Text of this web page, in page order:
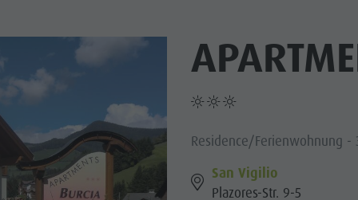
DÖRFER
KULTUR
KRONPLATZ
HIGHLIGHTS
FINDEN BUCHEN
Residence/Ferienwohnung -
San Vigilio
Plazores-Str. 9-5